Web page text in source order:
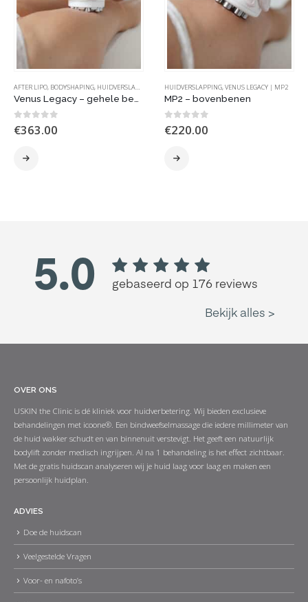
,VENUS LEGACY | MP2
AFTER LIPO, BODYSHAPING, HUIDVERSLAPPING VENUS LEGACY | MP2
0out of 5
€363.00
HUIDVERSLAPPING,VENUS LEGACY | MP2
MP2 – bovenbenen
0out of 5
€220.00
OVER ONS
USKIN the Clinic is dé kliniek voor huidverbetering. Wij bieden exclusieve
behandelingen met icoone®. Een bindweefselmassage die iedere millimeter van
de huid wakker schudt en van binnenuit verstevigt. Het geeft een natuurlijk
bodylift zonder medisch ingrijpen. Al na 1 behandeling is het effect zichtbaar.
Met de gratis huidscan analyseren wij je huid laag voor laag en maken een
persoonlijk huidplan.
ADVIES
Doe de huidscan
Veelgestelde Vragen
Voor- en nafoto’s